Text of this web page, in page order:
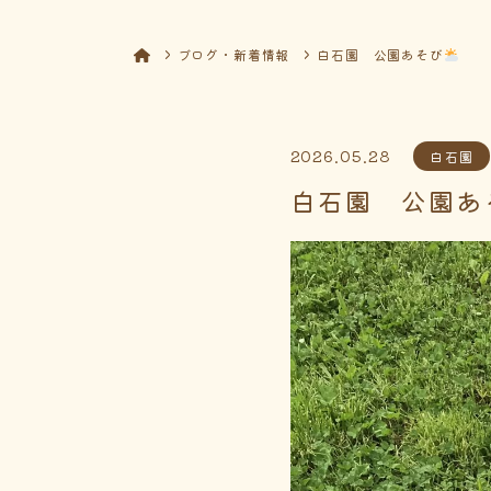
ブログ・新着情報 白石園 公園あそび
2026.05.28 白石園
白石園 公園あ